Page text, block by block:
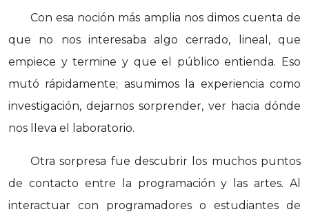
Con esa noción más amplia nos dimos cuenta de
que no nos interesaba algo cerrado, lineal, que
empiece y termine y que el público entienda. Eso
mutó rápidamente; asumimos la experiencia como
investigación, dejarnos sorprender, ver hacia dónde
nos lleva el laboratorio.
Otra sorpresa fue descubrir los muchos puntos
de contacto entre la programación y las artes. Al
interactuar con programadores o estudiantes de